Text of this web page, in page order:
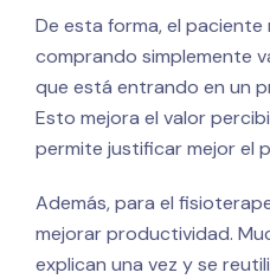
De esta forma, el
comprando simplemente
que está entrando en un
Esto mejora el valor
permite justificar mejor el
Además, para el
mejorar productividad.
explican una vez y se